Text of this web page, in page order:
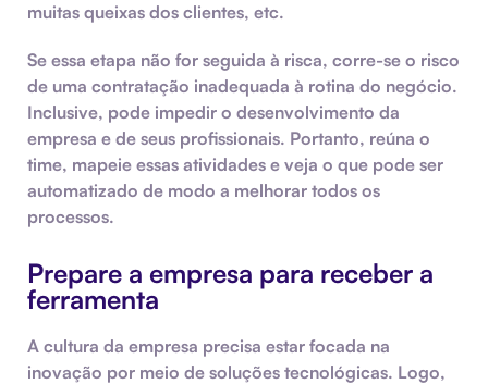
muitas queixas dos clientes, etc.
Se essa etapa não for seguida à risca, corre-se o risco
de uma contratação inadequada à rotina do negócio.
Inclusive, pode impedir o desenvolvimento da
empresa e de seus profissionais. Portanto, reúna o
time, mapeie essas atividades e veja o que pode ser
automatizado de modo a melhorar todos os
processos.
Prepare a empresa para receber a
ferramenta
A cultura da empresa precisa estar focada na
inovação por meio de soluções tecnológicas. Logo,